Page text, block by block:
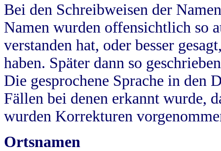
Bei den Schreibweisen der
Namen wurden offensichtlich so
verstanden hat, oder besser
haben. Später dann so
Die gesprochene Sprache in
Fällen bei denen erkannt wurde,
wurden Korrekturen
Ortsnamen